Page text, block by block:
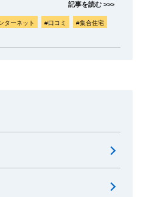
記事を読む >>>
ターネット #口コミ #集合住宅